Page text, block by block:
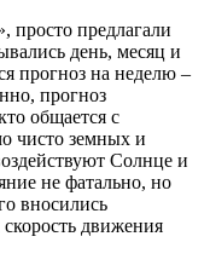
просто предлагали
день, месяц и
прогноз на неделю –
прогноз
общается с
чисто земных и
Солнце и
не фатально, но
вносились
движения